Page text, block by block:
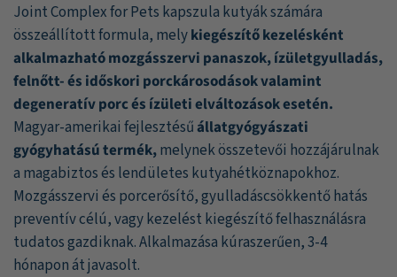
értékelés
Joint Complex for Pets kapszula kutyák számára
összeállított formula, melykiegészítő kezelésként
alkalmazható mozgásszervi panaszok, ízületgyulladás,
felnőtt- és időskori porckárosodások valamint
degeneratív porc és ízületi elváltozások esetén.
Magyar-amerikai fejlesztésűállatgyógyászati
gyógyhatású termék,melynek összetevői hozzájárulnak
a magabiztos és lendületes kutyahétköznapokhoz.
Mozgásszervi és porcerősítő, gyulladáscsökkentő hatás
preventív célú, vagy kezelést kiegészítő felhasználásra
tudatos gazdiknak. Alkalmazása kúraszerűen, 3-4
hónapon át javasolt.